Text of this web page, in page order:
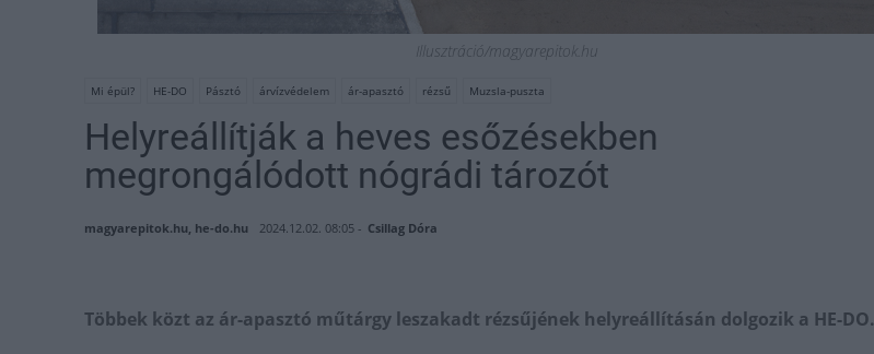
Illusztráció/magyarepitok.hu
Mi épül? HE-DO Pásztó árvízvédelem ár-apasztó rézsű Muzsla-puszta
Helyreállítják a heves esőzésekben
megrongálódott nógrádi tározót
magyarepitok.hu, he-do.hu 2024.12.02. 08:05 - Csillag Dóra
Többek közt az ár-apasztó műtárgy leszakadt rézsűjének helyreállításán dolgozik a HE-DO.